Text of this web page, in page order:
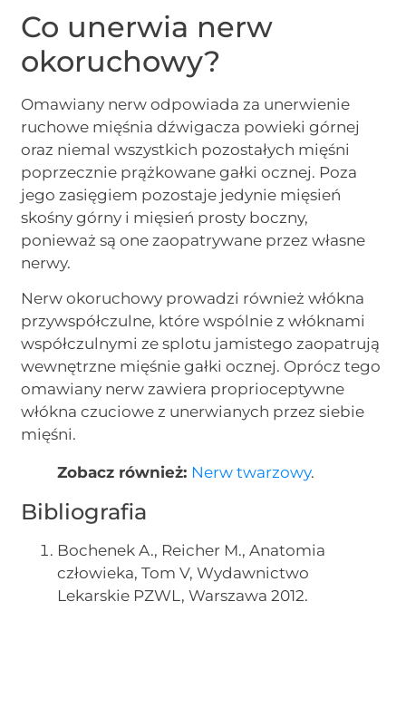
Co unerwia nerw
okoruchowy?
Omawiany nerw odpowiada za unerwienie
ruchowe mięśnia dźwigacza powieki górnej
oraz niemal wszystkich pozostałych mięśni
poprzecznie prążkowane gałki ocznej. Poza
jego zasięgiem pozostaje jedynie mięsień
skośny górny i mięsień prosty boczny,
ponieważ są one zaopatrywane przez własne
nerwy.
Nerw okoruchowy prowadzi również włókna
przywspółczulne, które wspólnie z włóknami
współczulnymi ze splotu jamistego zaopatrują
wewnętrzne mięśnie gałki ocznej. Oprócz tego
omawiany nerw zawiera proprioceptywne
włókna czuciowe z unerwianych przez siebie
mięśni.
Zobacz również: Nerw twarzowy.
Bibliografia
Bochenek A., Reicher M., Anatomia
człowieka, Tom V, Wydawnictwo
Lekarskie PZWL, Warszawa 2012.